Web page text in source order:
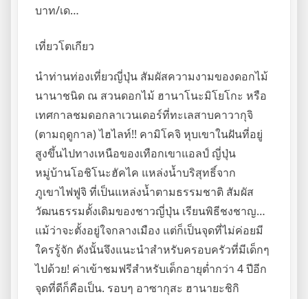
บาท/เด…
เที่ยวโตเกียว
นำท่านท่องเที่ยวญี่ปุ่น สัมผัสความงามของดอกไม้
นานาชนิด ณ สวนดอกไม้ ฮานาโนะมิโยโกะ หรือ
เทศกาลชมดอกลาเวนเดอร์ที่ทะเลสาบคาวากุจิ
(ตามฤดูกาล) ไฮไลท์!! คามิโคจิ หุบเขาในฝันที่อยู่
สูงขึ้นไปทางเหนือของเทือกเขาแอลป์ ญี่ปุ่น
หมู่บ้านโอชิโนะฮัคไค แหล่งนํ้าบริสุทธิ์จาก
ภูเขาไฟฟูจิ ที่เป็นแหล่งนํ้าตามธรรมชาติ สัมผัส
วัฒนธรรมดั้งเดิมของชาวญี่ปุ่น เรียนพิธีชงชาญ…
แม้ว่าจะตั้งอยู่ใจกลางเมือง แต่ก็เป็นจุดที่ไม่ค่อยมี
ใครรู้จัก ดังนั้นจึงแนะนำสำหรับครอบครัวที่มีเด็กๆ
ไปด้วย! ค่าเข้าชมฟรีสำหรับเด็กอายุต่ำกว่า 4 ปีอีก
จุดที่ดีก็คือเป็น. รอบๆ อาซากุสะ ฮานายะชิกิ